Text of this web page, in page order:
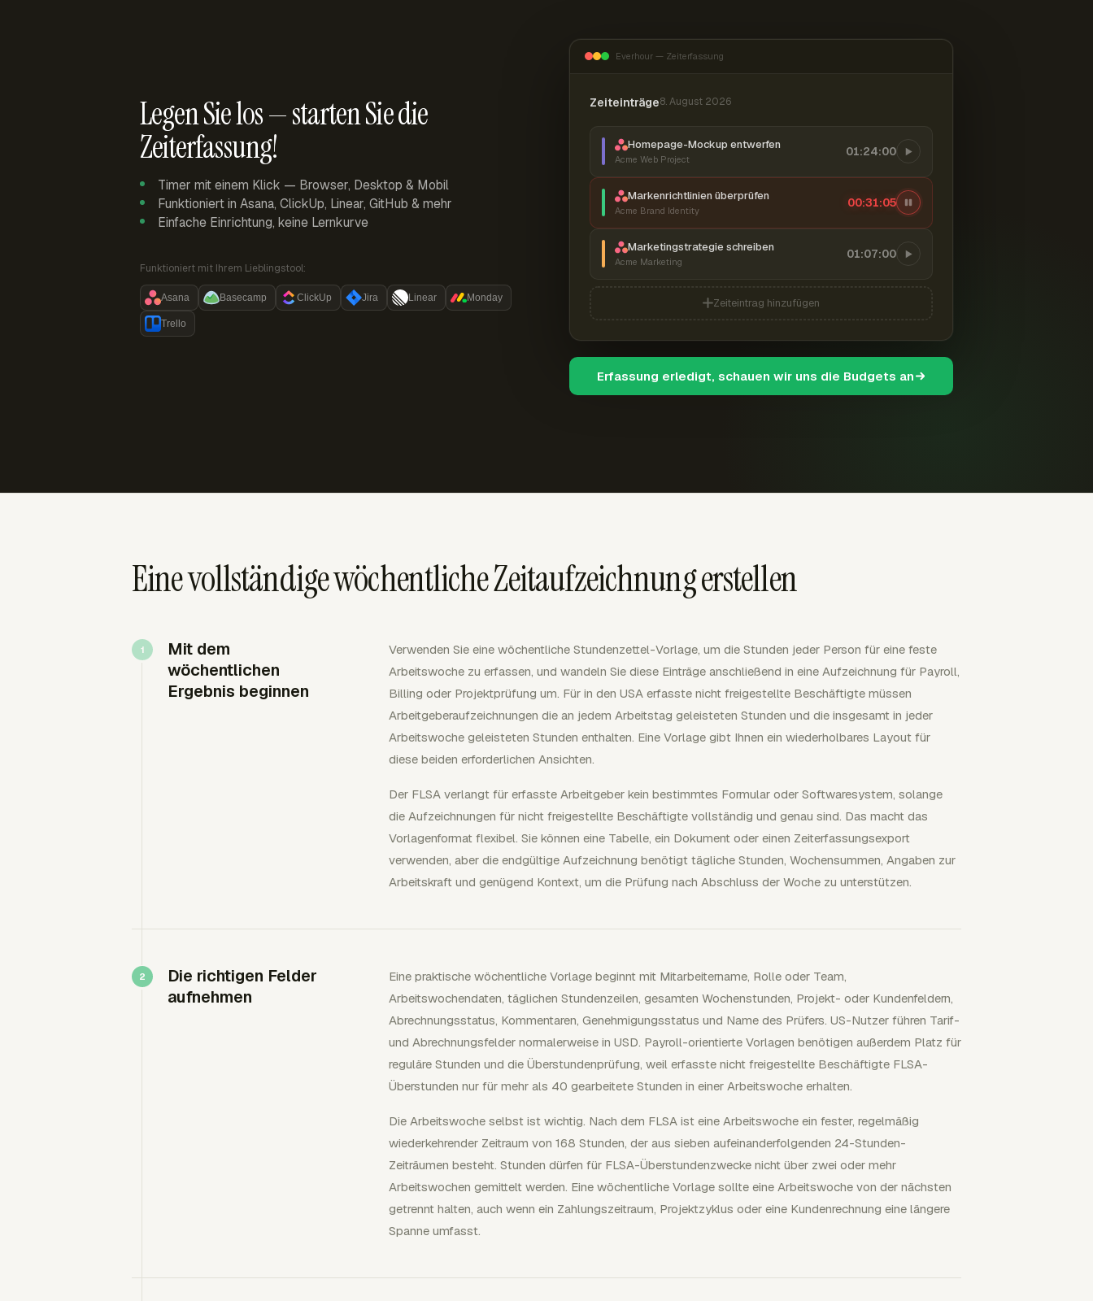
Legen Sie los — starten Sie die
Zeiterfassung!
Timer mit einem Klick — Browser, Desktop & Mobil
Funktioniert in Asana, ClickUp, Linear, GitHub & mehr
Einfache Einrichtung, keine Lernkurve
Funktioniert mit Ihrem Lieblingstool:
Asana Basecamp ClickUp Jira Linear Monday
Trello
Everhour — Zeiterfassung
Zeiteinträge8. August 2026
Homepage-Mockup entwerfen
Acme Web Project
01:24:00
Markenrichtlinien überprüfen
Acme Brand Identity
00:31:06
Marketingstrategie schreiben
Acme Marketing
01:07:00
Zeiteintrag hinzufügen
Erfassung erledigt, schauen wir uns die Budgets an
Eine vollständige wöchentliche Zeitaufzeichnung erstellen
Mit dem
wöchentlichen
Ergebnis beginnen
Verwenden Sie eine wöchentliche Stundenzettel-Vorlage, um die Stunden jeder Person für eine feste
Arbeitswoche zu erfassen, und wandeln Sie diese Einträge anschließend in eine Aufzeichnung für Payroll,
Billing oder Projektprüfung um. Für in den USA erfasste nicht freigestellte Beschäftigte müssen
Arbeitgeberaufzeichnungen die an jedem Arbeitstag geleisteten Stunden und die insgesamt in jeder
Arbeitswoche geleisteten Stunden enthalten. Eine Vorlage gibt Ihnen ein wiederholbares Layout für
diese beiden erforderlichen Ansichten.
Der FLSA verlangt für erfasste Arbeitgeber kein bestimmtes Formular oder Softwaresystem, solange
die Aufzeichnungen für nicht freigestellte Beschäftigte vollständig und genau sind. Das macht das
Vorlagenformat flexibel. Sie können eine Tabelle, ein Dokument oder einen Zeiterfassungsexport
verwenden, aber die endgültige Aufzeichnung benötigt tägliche Stunden, Wochensummen, Angaben zur
Arbeitskraft und genügend Kontext, um die Prüfung nach Abschluss der Woche zu unterstützen.
Die richtigen Felder
aufnehmen
Eine praktische wöchentliche Vorlage beginnt mit Mitarbeitername, Rolle oder Team,
Arbeitswochendaten, täglichen Stundenzeilen, gesamten Wochenstunden, Projekt- oder Kundenfeldern,
Abrechnungsstatus, Kommentaren, Genehmigungsstatus und Name des Prüfers. US-Nutzer führen Tarif-
und Abrechnungsfelder normalerweise in USD. Payroll-orientierte Vorlagen benötigen außerdem Platz für
reguläre Stunden und die Überstundenprüfung, weil erfasste nicht freigestellte Beschäftigte FLSA-
Überstunden nur für mehr als 40 gearbeitete Stunden in einer Arbeitswoche erhalten.
Die Arbeitswoche selbst ist wichtig. Nach dem FLSA ist eine Arbeitswoche ein fester, regelmäßig
wiederkehrender Zeitraum von 168 Stunden, der aus sieben aufeinanderfolgenden 24-Stunden-
Zeiträumen besteht. Stunden dürfen für FLSA-Überstundenzwecke nicht über zwei oder mehr
Arbeitswochen gemittelt werden. Eine wöchentliche Vorlage sollte eine Arbeitswoche von der nächsten
getrennt halten, auch wenn ein Zahlungszeitraum, Projektzyklus oder eine Kundenrechnung eine längere
Spanne umfasst.